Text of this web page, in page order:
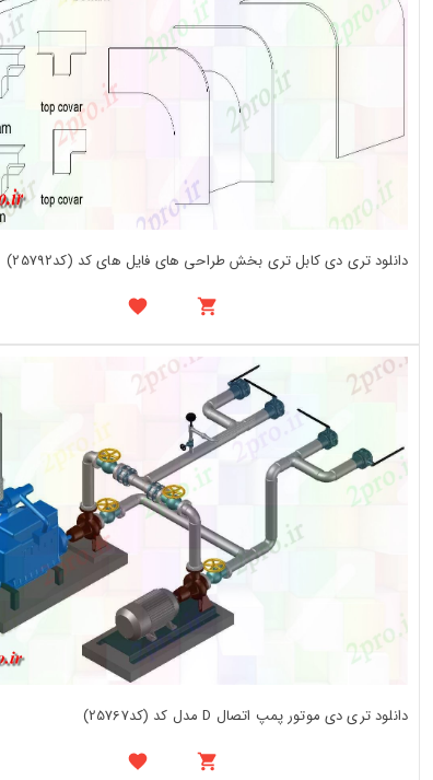
دانلود تری دی کابل تری بخش طراحی های فایل های کد (کد25792)
دانلود تری دی موتور پمپ اتصال D مدل کد (کد25767)